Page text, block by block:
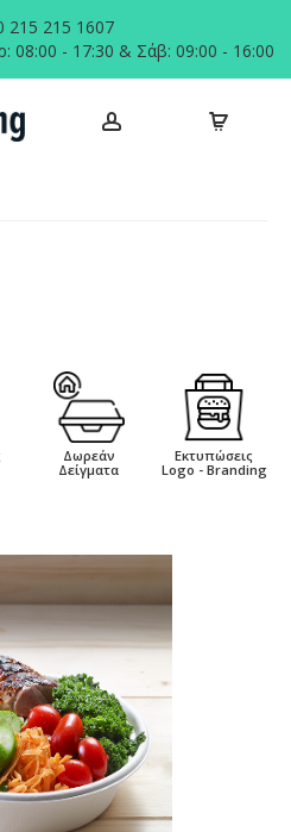
215 215 1607
08:00 - 17:30 & Σάβ: 09:00 - 16:00
Δωρεάν
Δείγματα
Εκτυπώσεις
Logo - Branding